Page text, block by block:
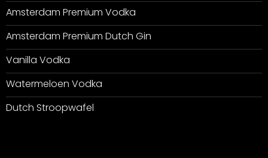
Amsterdam Premium Vodka
Amsterdam Premium Dutch Gin
Vanilla Vodka
Watermeloen Vodka
Dutch Stroopwafel